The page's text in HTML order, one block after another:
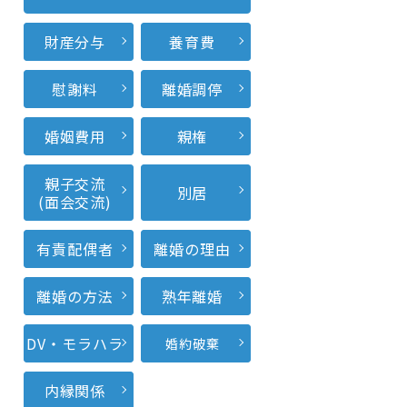
財産分与 養育費
慰謝料 離婚調停
婚姻費用 親権
親子交流
(面会交流)
別居
有責配偶者 離婚の理由
離婚の方法 熟年離婚
DV・モラハラ 婚約破棄
内縁関係